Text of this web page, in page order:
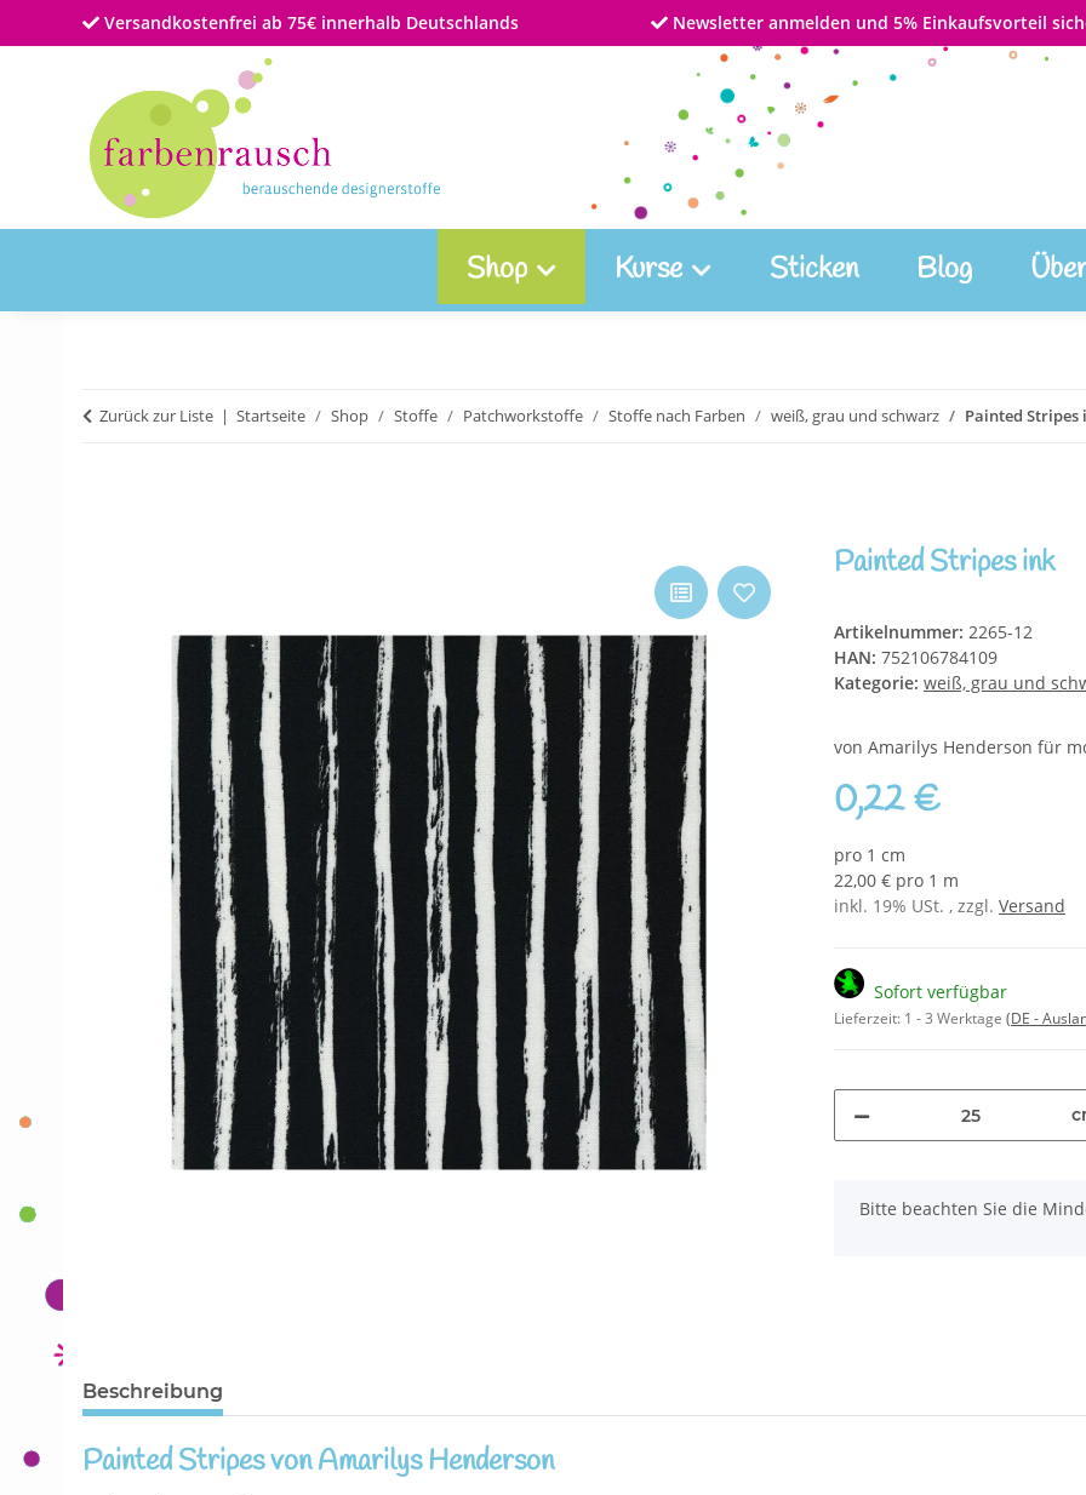
Versandkostenfrei ab 75€ innerhalb Deutschlands Newsletter anmelden und 5% Einkaufsvorteil
Shop Kurse Sticken Blog
Zurück zur Liste Startseite Shop Stoffe Patchworkstoffe Stoffe nach Farben weiß, grau und schwarz Painted Stripes
Painted Stripes ink
Artikelnummer: 2265-12
HAN: 752106784109
Kategorie: weiß, grau und
von Amarilys Henderson für
0,22 €
pro 1 cm
22,00 € pro 1 m
inkl. 19% USt. , zzgl. Versand
Sofort verfügbar
Lieferzeit: 1 - 3 Werktage (DE -
x
Bitte beachten Sie die
Beschreibung
Painted Stripes von Amarilys Henderson